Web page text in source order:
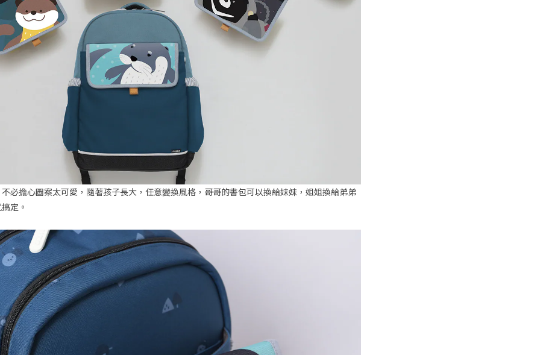
必擔心圖案太可愛，隨著孩子長大，任意變換風格，哥哥的書包可以換給妹妹，姐姐換給弟弟
定。